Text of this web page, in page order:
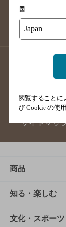
店舗登録方
サイトマッ
商品
商品TOP
商品一覧
知る・楽しむ
知る・楽しむ
文化・スポーツ
国
閲覧することに
び Cookie の使